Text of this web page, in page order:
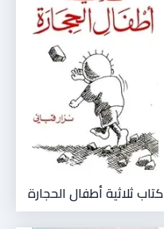
كتاب ثلاثية أطفال الحجارة